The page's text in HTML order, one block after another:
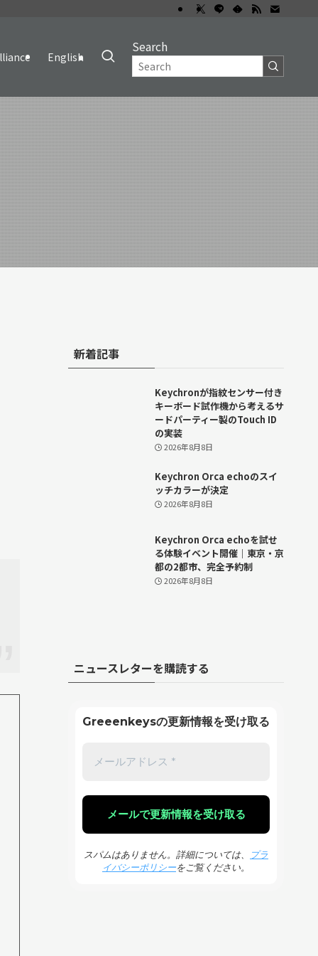
English
Search
新着記事
Keychronが指紋センサー付き
キーボード試作機から考えるサ
ードパーティー製のTouch ID
の実装
2026年8月8日
Keychron Orca echoのスイ
ッチカラーが決定
2026年8月8日
Keychron Orca echoを試せ
る体験イベント開催｜東京・京
都の2都市、完全予約制
2026年8月8日
ニュースレターを購読する
Greeenkeysの更新情報を受け取る
スパムはありません。詳細については、
プラ
イバシーポリシーをご覧ください。